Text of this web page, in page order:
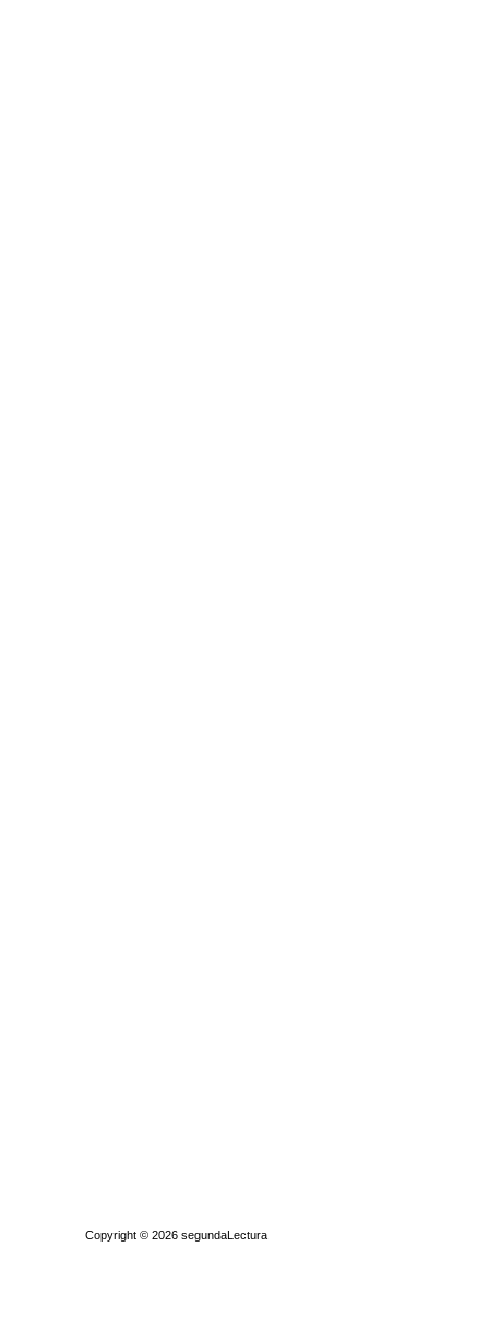
Copyright © 2026 segundaLectura